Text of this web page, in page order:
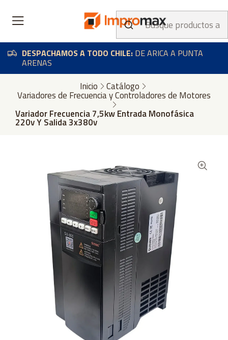
DESPACHAMOS A TODO CHILE: DE ARICA A PUNTA
ARENAS
Inicio Catálogo
Variadores de Frecuencia y Controladores de Motores
Variador Frecuencia 7,5kw Entrada Monofásica
220v Y Salida 3x380v